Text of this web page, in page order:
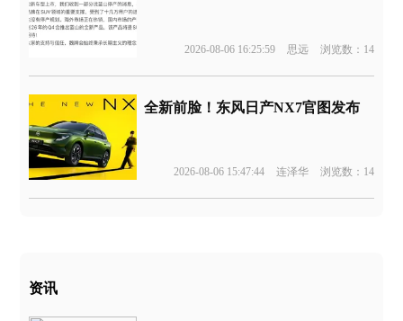
2026-08-06 16:25:59 思远 浏览数：14
全新前脸！东风日产NX7官图发布
2026-08-06 15:47:44 连泽华 浏览数：14
资讯